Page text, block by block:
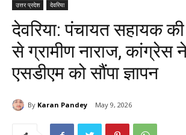
उत्तर प्रदेश देवरिया
देवरिया: पंचायत सहायक की
से ग्रामीण नाराज, कांग्रेस
एसडीएम को सौंपा ज्ञापन
By Karan Pandey May 9, 2026